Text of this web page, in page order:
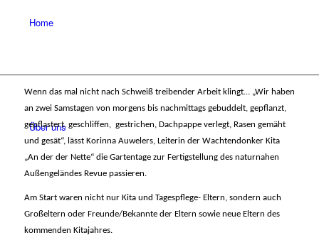
Home
Über uns
Wenn das mal nicht nach Schweiß treibender Arbeit klingt… „Wir haben
an zwei Samstagen von morgens bis nachmittags gebuddelt, gepflanzt,
gepflastert, geschliffen, gestrichen, Dachpappe verlegt, Rasen gemäht
und gesät“, lässt Korinna Auwelers, Leiterin der Wachtendonker Kita
„An der der Nette“ die Gartentage zur Fertigstellung des naturnahen
Außengeländes Revue passieren.
Am Start waren nicht nur Kita und Tagespflege- Eltern, sondern auch
Großeltern oder Freunde/Bekannte der Eltern sowie neue Eltern des
kommenden Kitajahres.